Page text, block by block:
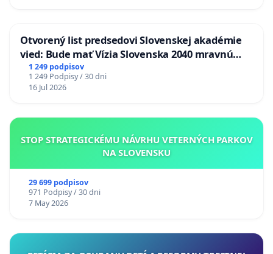
Otvorený list predsedovi Slovenskej akadémie
vied: Bude mať Vízia Slovenska 2040 mravnú
chrbticu?
1 249 podpisov
1 249 Podpisy / 30 dni
16 Jul 2026
STOP STRATEGICKÉMU NÁVRHU VETERNÝCH PARKOV
NA SLOVENSKU
29 699 podpisov
971 Podpisy / 30 dni
7 May 2026